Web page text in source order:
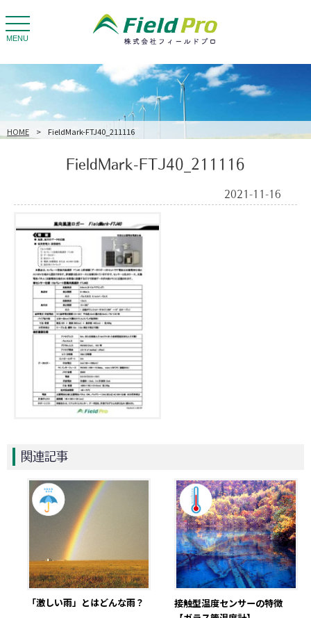
toggle
navigation
MENU
HOME > FieldMark-FTJ40_211116
FieldMark-FTJ40_211116
2021-11-16
関連記事
「激しい雨」とはどんな雨？
接触型温度センサーの特徴